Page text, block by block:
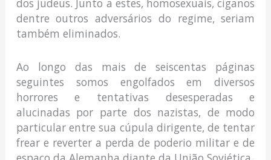
dos judeus. Junto a estes, homosexuais, ciganos
dentre outros adversários do regime, seriam
também eliminados.
Ao longo das mais de seiscentas páginas
seguintes somos engolfados em diversos
horrores e tentativas desesperadas e
alucinadas por parte dos nazistas, de modo
particular entre sua cúpula dirigente, de tentar
frear e reverter a perda de poderio militar e de